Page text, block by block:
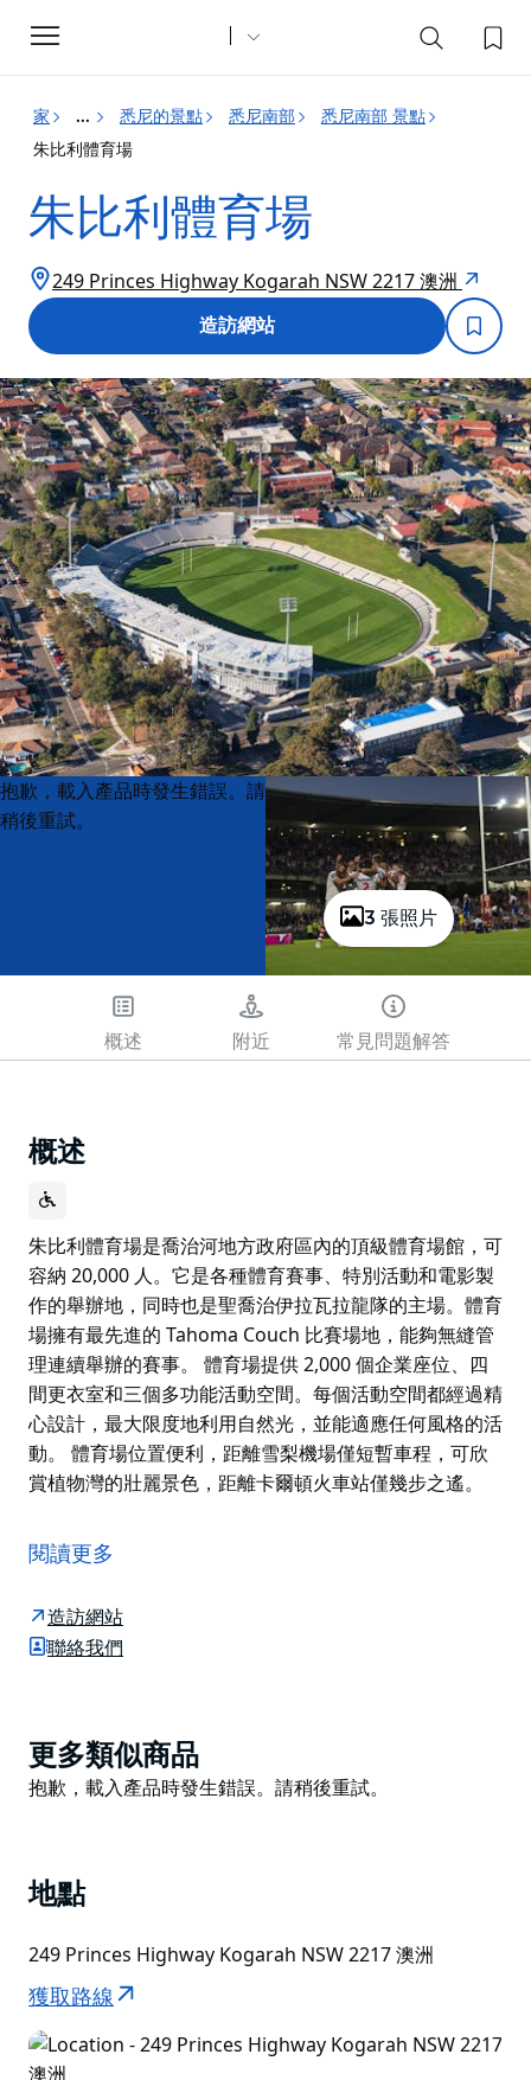
Toggle
navigation
家 ... 悉尼的景點 悉尼南部
悉尼南部 景點
朱比利體育場
朱比利體育場
249 Princes Highway Kogarah NSW 2217 澳洲
造訪網站
3 張照片
Product
List
Product
List
抱歉，載入產品時發生錯誤。請
稍後重試。
概述 附近 常見問題解答
概述
朱比利體育場是喬治河地方政府區內的頂級體育場館，可
容納 20,000 人。它是各種體育賽事、特別活動和電影製
作的舉辦地，同時也是聖喬治伊拉瓦拉龍隊的主場。體育
場擁有最先進的 Tahoma Couch 比賽場地，能夠無縫管
理連續舉辦的賽事。 體育場提供 2,000 個企業座位、四
間更衣室和三個多功能活動空間。每個活動空間都經過精
心設計，最大限度地利用自然光，並能適應任何風格的活
動。 體育場位置便利，距離雪梨機場僅短暫車程，可欣
賞植物灣的壯麗景色，距離卡爾頓火車站僅幾步之遙。
容納 20,000 人。它是各種體育賽事、特別活動和電影製
作的舉辦地，同時也是聖喬治伊拉瓦拉龍隊的主場。體育
場擁有最先進的 Tahoma Couch 比賽場地，能夠無縫管
理連續舉辦的賽事。
體育場位置便利，距離雪梨機場僅短暫車程，可欣賞植物
灣的壯麗景色，距離卡爾頓火車站僅幾步之遙。
閱讀更多
造訪網站
聯絡我們
Product
List
更多類似商品
Product
抱歉，載入產品時發生錯誤。請稍後重試。
地點
249 Princes Highway Kogarah NSW 2217 澳洲
獲取路線